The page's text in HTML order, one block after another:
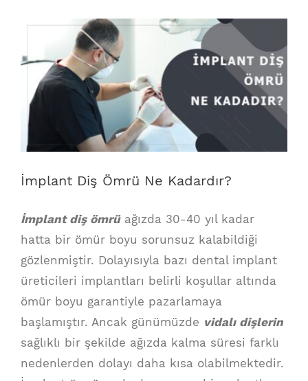
View
Image
İmplant Diş Ömrü Ne Kadardır?
İmplant diş ömrü ağızda 30-40 yıl kadar
hatta bir ömür boyu sorunsuz kalabildiği
gözlenmiştir. Dolayısıyla bazı dental implant
üreticileri implantları belirli koşullar altında
ömür boyu garantiyle pazarlamaya
başlamıştır. Ancak günümüzde vidalı dişlerin
sağlıklı bir şekilde ağızda kalma süresi farklı
nedenlerden dolayı daha kısa olabilmektedir.